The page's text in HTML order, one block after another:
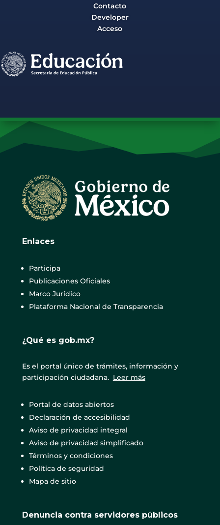
Contacto
Developer
Acceso
Enlaces
Participa
Publicaciones Oficiales
Marco Jurídico
Plataforma Nacional de Transparencia
¿Qué es gob.mx?
Es el portal único de trámites, información y
participación ciudadana. Leer más
Portal de datos abiertos
Declaración de accesibilidad
Aviso de privacidad integral
Aviso de privacidad simplificado
Términos y condiciones
Política de seguridad
Mapa de sitio
Denuncia contra servidores públicos